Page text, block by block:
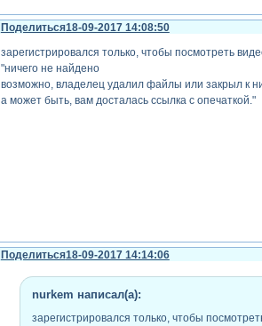
Поделиться18-09-2017 14:08:50
зарегистрировался только, чтобы посмотреть
"ничего не найдено
возможно, владелец удалил файлы или закрыл к
а может быть, вам досталась ссылка с опечаткой."
Поделиться18-09-2017 14:14:06
nurkem написал(а):
зарегистрировался только, чтобы